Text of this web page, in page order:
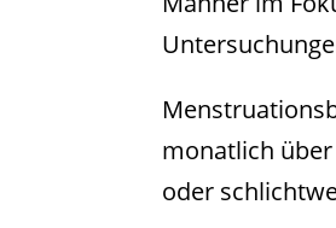
monatlich
oder